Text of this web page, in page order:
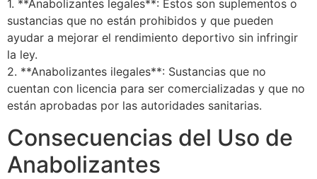
1. **Anabolizantes legales**: Estos son suplementos o
sustancias que no están prohibidos y que pueden
ayudar a mejorar el rendimiento deportivo sin infringir
la ley.
2. **Anabolizantes ilegales**: Sustancias que no
cuentan con licencia para ser comercializadas y que no
están aprobadas por las autoridades sanitarias.
Consecuencias del Uso de
Anabolizantes